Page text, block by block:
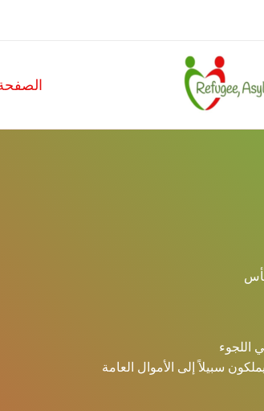
اللجوء
سبيلاً إلى الأموال العامة